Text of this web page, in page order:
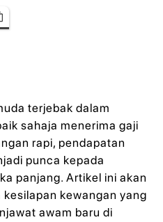
terjebak dalam
sahaja menerima gaji
rapi, pendapatan
punca kepada
panjang. Artikel ini akan
kewangan yang
awam baru di